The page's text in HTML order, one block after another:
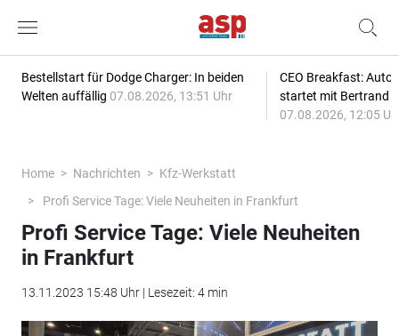
Bestellstart für Dodge Charger: In beiden
Welten auffällig 07.08.2026, 13:51 Uhr
CEO Breakfast:
startet mit Bertrand
07.08.2026, 12:05
Home Nachrichten
Kfz-Werkstatt
Profi Service Tage: Viele Neuheiten in Frankfurt
Profi Service Tage: Viele Neuheiten
in Frankfurt
13.11.2023 15:48 Uhr | Lesezeit: 4 min